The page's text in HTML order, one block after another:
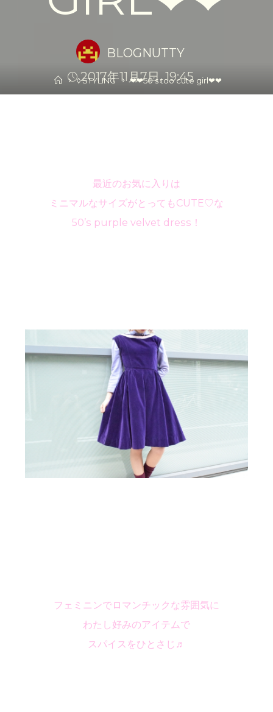
BLOGNUTTY
2017年11月7日, 19:45
Home◊ STYLING ❤︎❤︎50’s too cute girl❤︎❤︎
最近のお気に入りは
ミニマルなサイズがとってもCUTE♡な
50’s purple velvet dress！
フェミニンでロマンチックな雰囲気に
わたし好みのアイテムで
スパイスをひとさじ♬